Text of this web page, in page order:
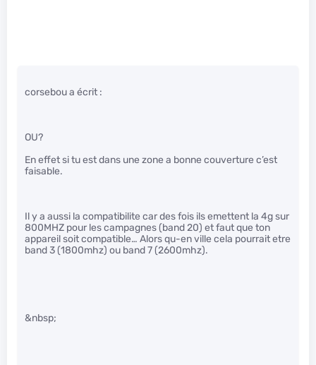
corsebou a écrit :
OU?
En effet si tu est dans une zone a bonne couverture c’est
faisable.
Il y a aussi la compatibilite car des fois ils emettent la 4g sur
800MHZ pour les campagnes (band 20) et faut que ton
appareil soit compatible… Alors qu-en ville cela pourrait etre
band 3 (1800mhz) ou band 7 (2600mhz).
&nbsp;